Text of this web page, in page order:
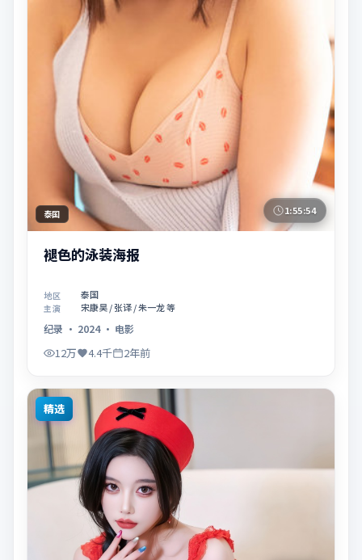
泰国 1:55:54
褪色的泳装海报
地区 泰国
主演 宋康昊 / 张译 / 朱一龙 等
纪录 · 2024· 电影
12万 4.4千 2年前
精选